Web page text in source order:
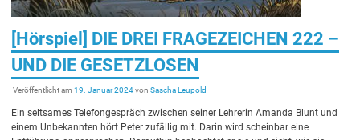
[Hörspiel] DIE DREI FRAGEZEICHEN 222 –
UND DIE GESETZLOSEN
Veröffentlicht am19. Januar 2024vonSascha Leupold
Ein seltsames Telefongespräch zwischen seiner Lehrerin Amanda Blunt und
einem Unbekannten hört Peter zufällig mit. Darin wird scheinbar eine